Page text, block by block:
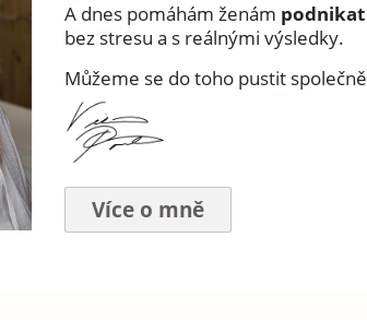
A dnes pomáhám ženám podnikat
bez stresu a s reálnými výsledky.
Můžeme se do toho pustit
Více o mně